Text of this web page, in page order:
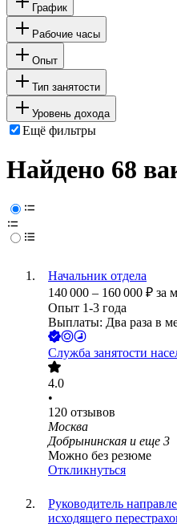
График
Рабочие часы
Опыт
Тип занятости
Уровень дохода
Ещё фильтры
Найдено 68
Начальник отдела
140 000 – 160 000 ₽ за
Опыт 1-3 года
Выплаты: Два раза в
Служба занятости
4.0
•
120 отзывов
Москва
Добрынинская и еще 3
Можно без резюме
Откликнуться
Руководитель
исходящего